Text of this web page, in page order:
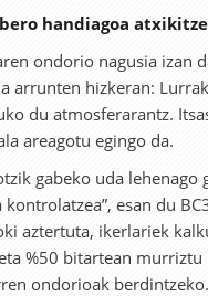
handiagoa
ondorio nagusia izan
arrunten hizkeran:
du atmosferarantz.
areagotu egingo da.
gabeko uda
esan du
aztertuta, ikerlariek
%50 bitartean
ondorioak